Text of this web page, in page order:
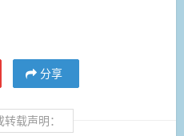
分享
载声明：